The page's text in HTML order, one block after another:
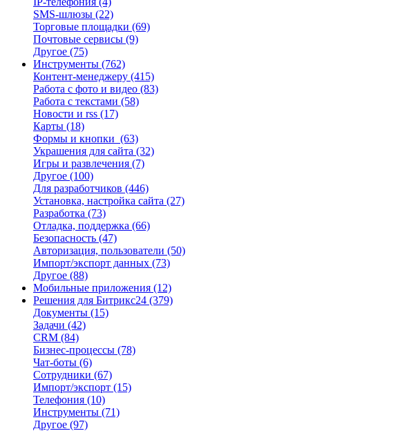
SMS-шлюзы (22)
Торговые площадки (69)
Почтовые сервисы (9)
Другое (75)
Инструменты (762)
Контент-менеджеру (415)
Работа с фото и видео (83)
Работа с текстами (58)
Новости и rss (17)
Карты (18)
Формы и кнопки (63)
Украшения для сайта (32)
Игры и развлечения (7)
Другое (100)
Для разработчиков (446)
Установка, настройка сайта (27)
Разработка (73)
Отладка, поддержка (66)
Безопасность (47)
Авторизация, пользователи (50)
Импорт/экспорт данных (73)
Другое (88)
Мобильные приложения (12)
Решения для Битрикс24 (379)
Документы (15)
Задачи (42)
CRM (84)
Бизнес-процессы (78)
Чат-боты (6)
Сотрудники (67)
Импорт/экспорт (15)
Телефония (10)
Инструменты (71)
Другое (97)